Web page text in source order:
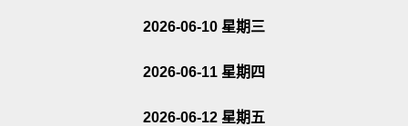
2026-06-10 星期三
2026-06-11 星期四
2026-06-12 星期五